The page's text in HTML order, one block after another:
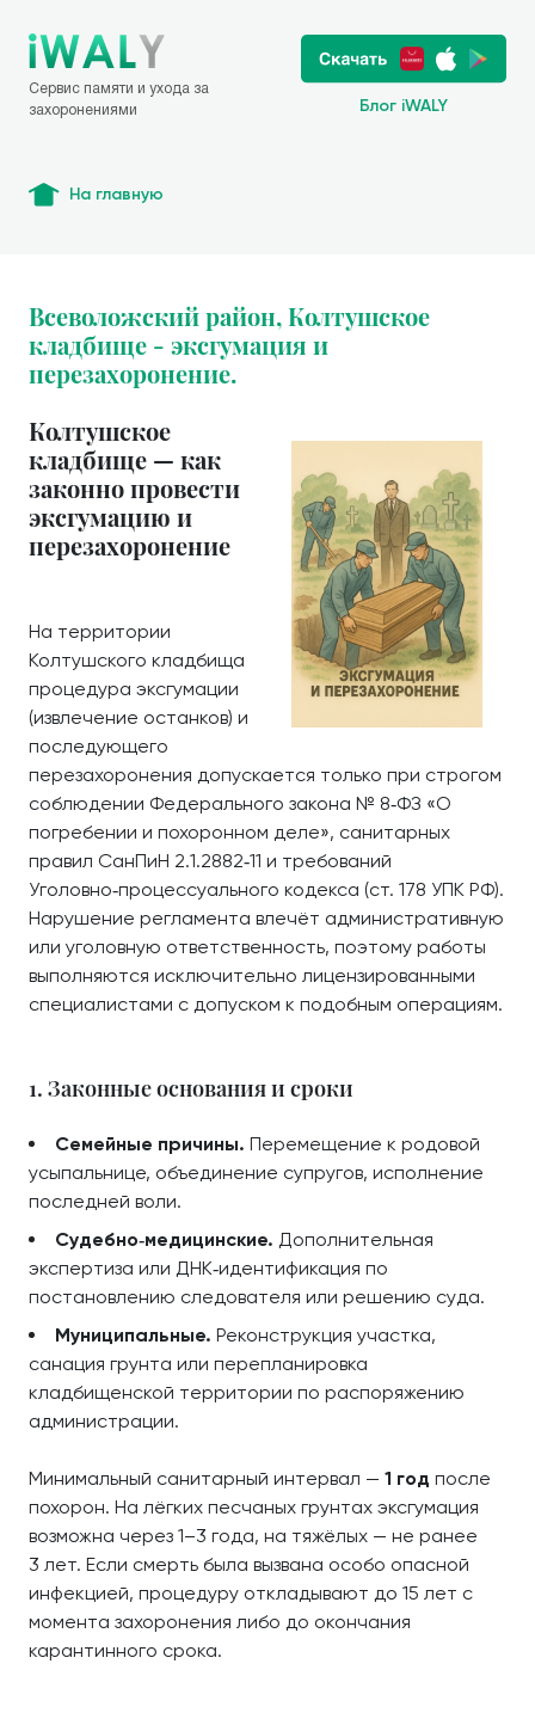
Сервис памяти и ухода за
захоронениями
Блог iWALY
На главную
Всеволожский район, Колтушское
кладбище - эксгумация и
перезахоронение.
Колтушское
кладбище — как
законно провести
эксгумацию и
перезахоронение
На территории
Колтушского кладбища
процедура эксгумации
(извлечение останков) и
последующего
перезахоронения допускается только при строгом
соблюдении Федерального закона № 8‑ФЗ «О
погребении и похоронном деле», санитарных
правил СанПиН 2.1.2882‑11 и требований
Уголовно‑процессуального кодекса (ст. 178 УПК РФ).
Нарушение регламента влечёт административную
или уголовную ответственность, поэтому работы
выполняются исключительно лицензированными
специалистами с допуском к подобным операциям.
1. Законные основания и сроки
Семейные причины. Перемещение к родовой
усыпальнице, объединение супругов, исполнение
последней воли.
Судебно‑медицинские. Дополнительная
экспертиза или ДНК‑идентификация по
постановлению следователя или решению суда.
Муниципальные. Реконструкция участка,
санация грунта или перепланировка
кладбищенской территории по распоряжению
администрации.
Минимальный санитарный интервал — 1 год после
похорон. На лёгких песчаных грунтах эксгумация
возможна через 1–3 года, на тяжёлых — не ранее
3 лет. Если смерть была вызвана особо опасной
инфекцией, процедуру откладывают до 15 лет с
момента захоронения либо до окончания
карантинного срока.